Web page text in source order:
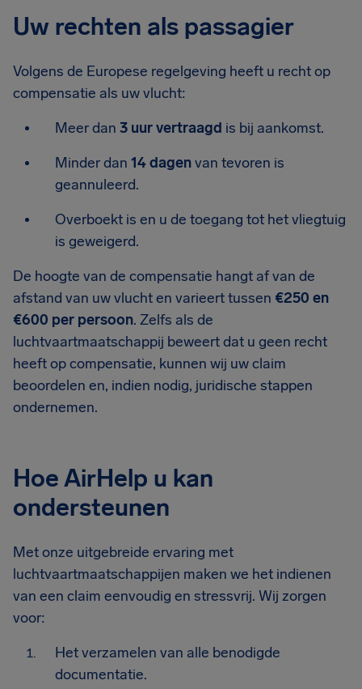
Uw rechten als passagier
Volgens de Europese regelgeving heeft u recht op
compensatie als uw vlucht:
Meer dan 3 uur vertraagd is bij aankomst.
Minder dan 14 dagenvan tevoren is
geannuleerd.
Overboekt is en u de toegang tot het vliegtuig
is geweigerd.
De hoogte van de compensatie hangt af van de
afstand van uw vlucht en varieert tussen €250 en
€600 per persoon. Zelfs als de
luchtvaartmaatschappij beweert dat u geen recht
heeft op compensatie, kunnen wij uw claim
beoordelen en, indien nodig, juridische stappen
ondernemen.
Hoe AirHelp u kan
ondersteunen
Met onze uitgebreide ervaring met
luchtvaartmaatschappijen maken we het indienen
van een claim eenvoudig en stressvrij. Wij zorgen
voor:
Het verzamelen van alle benodigde
documentatie.